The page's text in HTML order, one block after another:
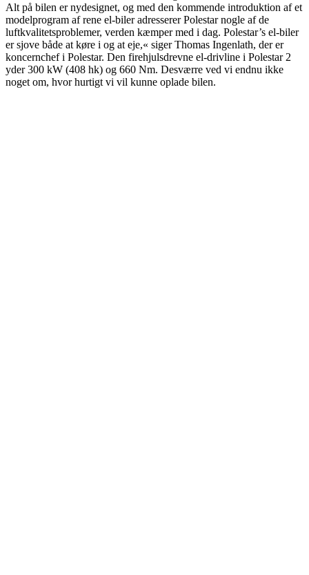
Alt på bilen er nydesignet, og med den kommende introduktion af et
modelprogram af rene el-biler adresserer Polestar nogle af de
luftkvalitetsproblemer, verden kæmper med i dag. Polestar’s el-biler
er sjove både at køre i og at eje,« siger Thomas Ingenlath, der er
koncernchef i Polestar. Den firehjulsdrevne el-drivline i Polestar 2
yder 300 kW (408 hk) og 660 Nm. Desværre ved vi endnu ikke
noget om, hvor hurtigt vi vil kunne oplade bilen.